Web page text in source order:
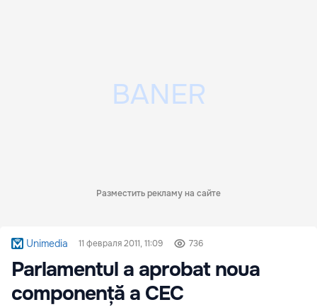
Разместить рекламу на сайте
Unimedia 11 февраля 2011, 11:09 736
Parlamentul a aprobat noua
componență a CEC